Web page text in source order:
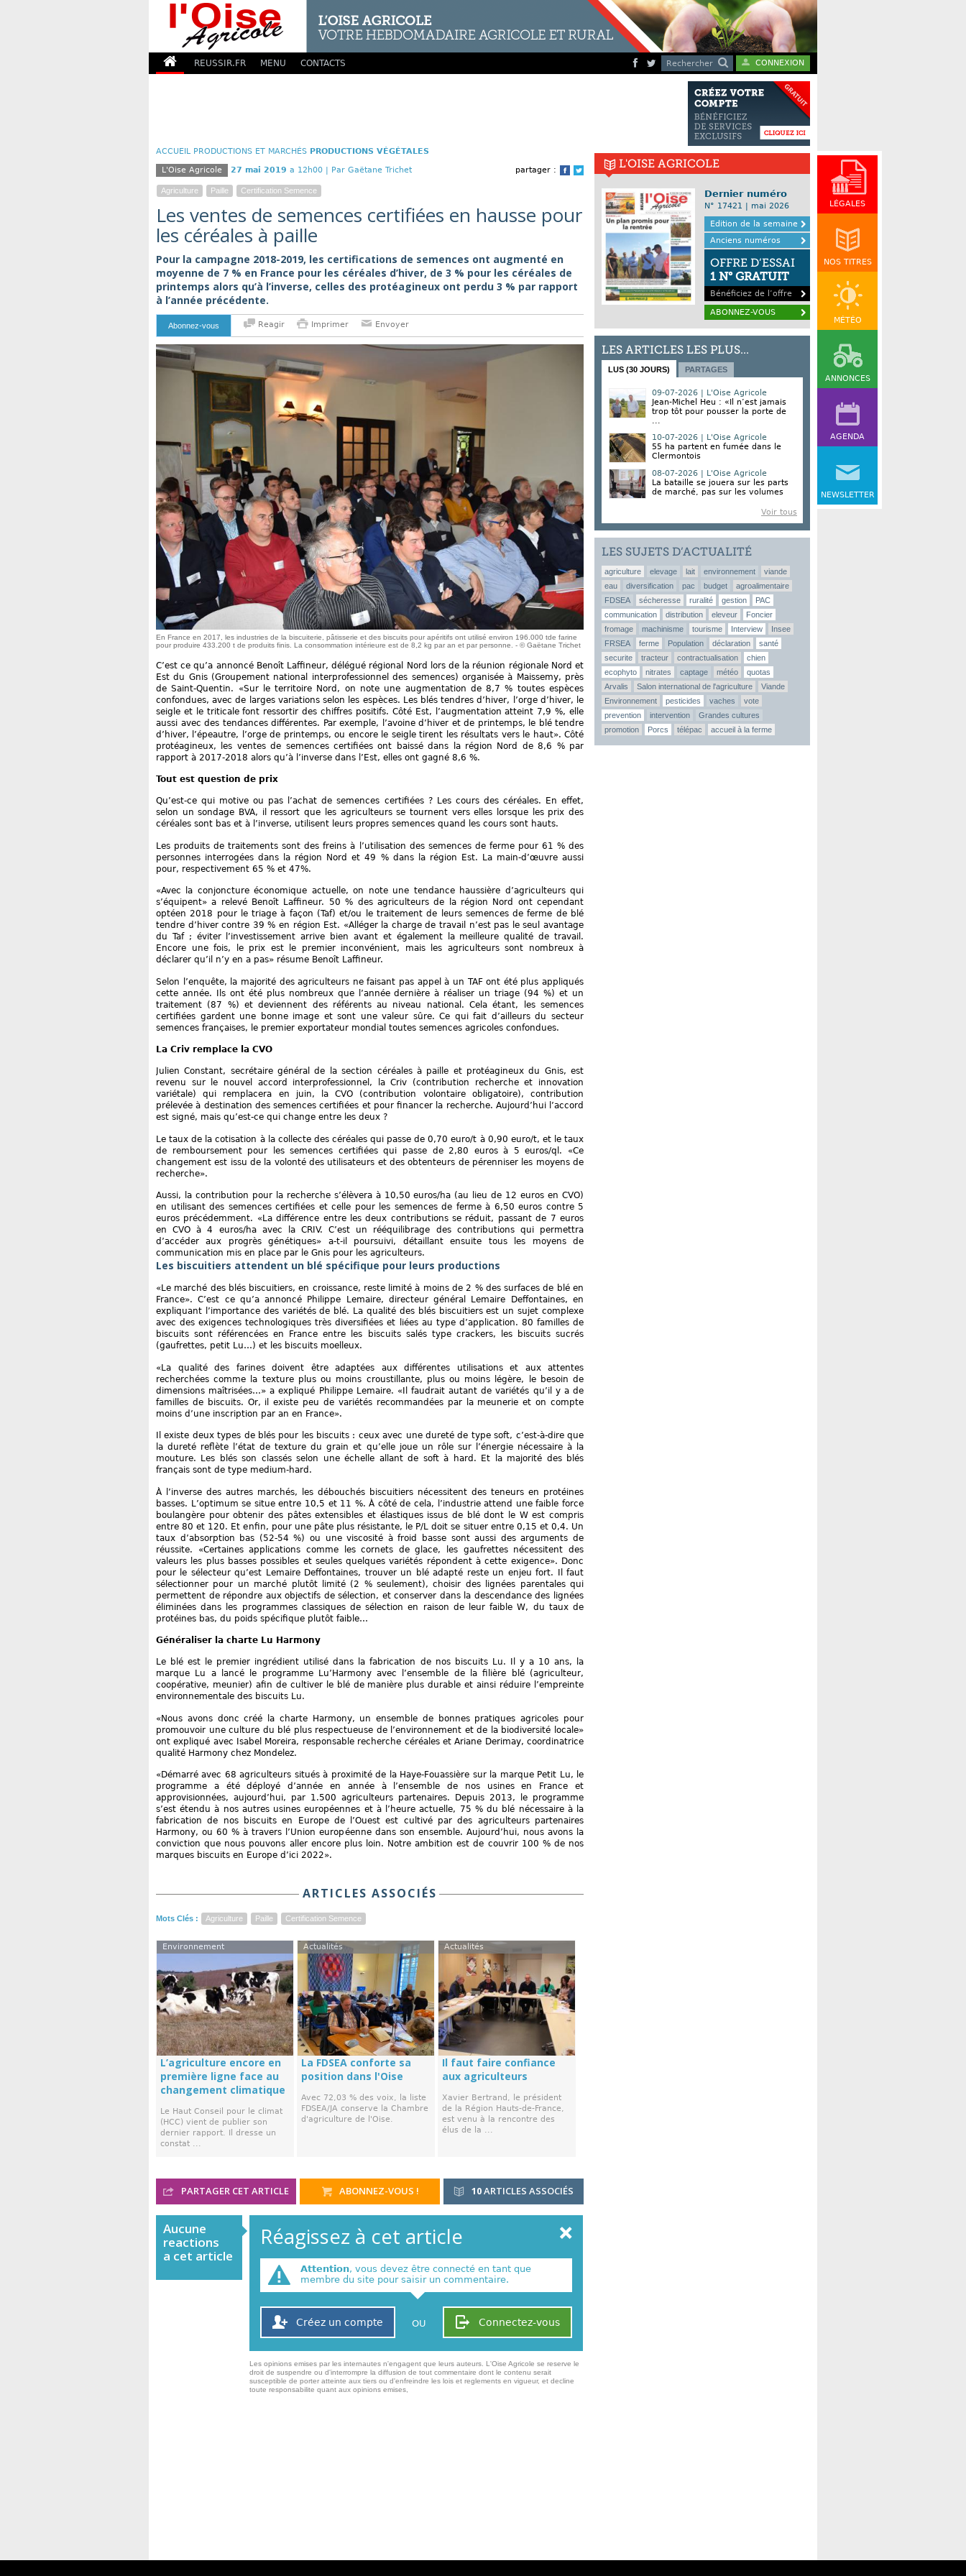
REUSSIR.FR MENU CONTACTS Rechercher CONNEXION
LÉGALES
NOS TITRES
MÉTÉO
ANNONCES
AGENDA
NEWSLETTER
ACCUEIL PRODUCTIONS ET MARCHÉS PRODUCTIONS VÉGÉTALES
partager :
Facebook
Twitter
L'Oise Agricole 27 mai 2019 a 12h00 | Par Gaëtane Trichet
Agriculture Paille Certification Semence
Les ventes de semences certifiées en hausse pour
les céréales à paille
Pour la campagne 2018-2019, les certifications de semences ont augmenté en
moyenne de 7 % en France pour les céréales d’hiver, de 3 % pour les céréales de
printemps alors qu’à l’inverse, celles des protéagineux ont perdu 3 % par rapport
à l’année précédente.
Abonnez-vous Reagir Imprimer Envoyer
En France en 2017, les industries de la biscuiterie, pâtisserie et des biscuits pour apéritifs ont utilisé environ 196.000 tde farine
pour produire 433.200 t de produits finis. La consommation intérieure est de 8,2 kg par an et par personne. - © Gaëtane Trichet
C’est ce qu’a annoncé Benoît Laffineur, délégué régional Nord lors de la réunion régionale Nord et
Est du Gnis (Groupement national interprofessionnel des semences) organisée à Maissemy, près
de Saint-Quentin. «Sur le territoire Nord, on note une augmentation de 8,7 % toutes espèces
confondues, avec de larges variations selon les espèces. Les blés tendres d’hiver, l’orge d’hiver, le
seigle et le triticale font ressortir des chiffres positifs. Côté Est, l’augmentation atteint 7,9 %, elle
aussi avec des tendances différentes. Par exemple, l’avoine d’hiver et de printemps, le blé tendre
d’hiver, l’épeautre, l’orge de printemps, ou encore le seigle tirent les résultats vers le haut». Côté
protéagineux, les ventes de semences certifiées ont baissé dans la région Nord de 8,6 % par
rapport à 2017-2018 alors qu’à l’inverse dans l’Est, elles ont gagné 8,6 %.
Tout est question de prix
Qu’est-ce qui motive ou pas l’achat de semences certifiées ? Les cours des céréales. En effet,
selon un sondage BVA, il ressort que les agriculteurs se tournent vers elles lorsque les prix des
céréales sont bas et à l’inverse, utilisent leurs propres semences quand les cours sont hauts.
Les produits de traitements sont des freins à l’utilisation des semences de ferme pour 61 % des
personnes interrogées dans la région Nord et 49 % dans la région Est. La main-d’œuvre aussi
pour, respectivement 65 % et 47%.
«Avec la conjoncture économique actuelle, on note une tendance haussière d’agriculteurs qui
s’équipent» a relevé Benoît Laffineur. 50 % des agriculteurs de la région Nord ont cependant
optéen 2018 pour le triage à façon (Taf) et/ou le traitement de leurs semences de ferme de blé
tendre d’hiver contre 39 % en région Est. «Alléger la charge de travail n’est pas le seul avantage
du Taf ; éviter l’investissement arrive bien avant et également la meilleure qualité de travail.
Encore une fois, le prix est le premier inconvénient, mais les agriculteurs sont nombreux à
déclarer qu’il n’y en a pas» résume Benoît Laffineur.
Selon l’enquête, la majorité des agriculteurs ne faisant pas appel à un TAF ont été plus appliqués
cette année. Ils ont été plus nombreux que l’année dernière à réaliser un triage (94 %) et un
traitement (87 %) et deviennent des référents au niveau national. Cela étant, les semences
certifiées gardent une bonne image et sont une valeur sûre. Ce qui fait d’ailleurs du secteur
semences françaises, le premier exportateur mondial toutes semences agricoles confondues.
La Criv remplace la CVO
Julien Constant, secrétaire général de la section céréales à paille et protéagineux du Gnis, est
revenu sur le nouvel accord interprofessionnel, la Criv (contribution recherche et innovation
variétale) qui remplacera en juin, la CVO (contribution volontaire obligatoire), contribution
prélevée à destination des semences certifiées et pour financer la recherche. Aujourd’hui l’accord
est signé, mais qu’est-ce qui change entre les deux ?
Le taux de la cotisation à la collecte des céréales qui passe de 0,70 euro/t à 0,90 euro/t, et le taux
de remboursement pour les semences certifiées qui passe de 2,80 euros à 5 euros/ql. «Ce
changement est issu de la volonté des utilisateurs et des obtenteurs de pérenniser les moyens de
recherche».
Aussi, la contribution pour la recherche s’élèvera à 10,50 euros/ha (au lieu de 12 euros en CVO)
en utilisant des semences certifiées et celle pour les semences de ferme à 6,50 euros contre 5
euros précédemment. «La différence entre les deux contributions se réduit, passant de 7 euros
en CVO à 4 euros/ha avec la CRIV. C’est un rééquilibrage des contributions qui permettra
d’accéder aux progrès génétiques» a-t-il poursuivi, détaillant ensuite tous les moyens de
communication mis en place par le Gnis pour les agriculteurs.
Les biscuitiers attendent un blé spécifique pour leurs productions
«Le marché des blés biscuitiers, en croissance, reste limité à moins de 2 % des surfaces de blé en
France». C’est ce qu’a annoncé Philippe Lemaire, directeur général Lemaire Deffontaines, en
expliquant l’importance des variétés de blé. La qualité des blés biscuitiers est un sujet complexe
avec des exigences technologiques très diversifiées et liées au type d’application. 80 familles de
biscuits sont référencées en France entre les biscuits salés type crackers, les biscuits sucrés
(gaufrettes, petit Lu…) et les biscuits moelleux.
«La qualité des farines doivent être adaptées aux différentes utilisations et aux attentes
recherchées comme la texture plus ou moins croustillante, plus ou moins légère, le besoin de
dimensions maîtrisées…» a expliqué Philippe Lemaire. «Il faudrait autant de variétés qu’il y a de
familles de biscuits. Or, il existe peu de variétés recommandées par la meunerie et on compte
moins d’une inscription par an en France».
Il existe deux types de blés pour les biscuits : ceux avec une dureté de type soft, c’est-à-dire que
la dureté reflète l’état de texture du grain et qu’elle joue un rôle sur l’énergie nécessaire à la
mouture. Les blés son classés selon une échelle allant de soft à hard. Et la majorité des blés
français sont de type medium-hard.
À l’inverse des autres marchés, les débouchés biscuitiers nécessitent des teneurs en protéines
basses. L’optimum se situe entre 10,5 et 11 %. À côté de cela, l’industrie attend une faible force
boulangère pour obtenir des pâtes extensibles et élastiques issus de blé dont le W est compris
entre 80 et 120. Et enfin, pour une pâte plus résistante, le P/L doit se situer entre 0,15 et 0,4. Un
taux d’absorption bas (52-54 %) ou une viscosité à froid basse sont aussi des arguments de
réussite. «Certaines applications comme les cornets de glace, les gaufrettes nécessitent des
valeurs les plus basses possibles et seules quelques variétés répondent à cette exigence». Donc
pour le sélecteur qu’est Lemaire Deffontaines, trouver un blé adapté reste un enjeu fort. Il faut
sélectionner pour un marché plutôt limité (2 % seulement), choisir des lignées parentales qui
permettent de répondre aux objectifs de sélection, et conserver dans la descendance des lignées
éliminées dans les programmes classiques de sélection en raison de leur faible W, du taux de
protéines bas, du poids spécifique plutôt faible…
Généraliser la charte Lu Harmony
Le blé est le premier ingrédient utilisé dans la fabrication de nos biscuits Lu. Il y a 10 ans, la
marque Lu a lancé le programme Lu’Harmony avec l’ensemble de la filière blé (agriculteur,
coopérative, meunier) afin de cultiver le blé de manière plus durable et ainsi réduire l’empreinte
environnementale des biscuits Lu.
«Nous avons donc créé la charte Harmony, un ensemble de bonnes pratiques agricoles pour
promouvoir une culture du blé plus respectueuse de l’environnement et de la biodiversité locale»
ont expliqué avec Isabel Moreira, responsable recherche céréales et Ariane Derimay, coordinatrice
qualité Harmony chez Mondelez.
«Démarré avec 68 agriculteurs situés à proximité de la Haye-Fouassière sur la marque Petit Lu, le
programme a été déployé d’année en année à l’ensemble de nos usines en France et
approvisionnées, aujourd’hui, par 1.500 agriculteurs partenaires. Depuis 2013, le programme
s’est étendu à nos autres usines européennes et à l’heure actuelle, 75 % du blé nécessaire à la
fabrication de nos biscuits en Europe de l’Ouest est cultivé par des agriculteurs partenaires
Harmony, ou 60 % à travers l’Union européenne dans son ensemble. Aujourd’hui, nous avons la
conviction que nous pouvons aller encore plus loin. Notre ambition est de couvrir 100 % de nos
marques biscuits en Europe d’ici 2022».
ARTICLES ASSOCIÉS
Mots Clés : Agriculture Paille Certification Semence
Environnement
L’agriculture encore en
première ligne face au
changement climatique
Le Haut Conseil pour le climat
(HCC) vient de publier son
dernier rapport. Il dresse un
constat ...
Actualités
La FDSEA conforte sa
position dans l'Oise
Avec 72,03 % des voix, la liste
FDSEA/JA conserve la Chambre
d'agriculture de l'Oise.
Actualités
Il faut faire confiance
aux agriculteurs
Xavier Bertrand, le président
de la Région Hauts-de-France,
est venu à la rencontre des
élus de la ...
10ARTICLES ASSOCIÉS
PARTAGER CET ARTICLE ABONNEZ-VOUS !
Aucune
reactions
a cet article
Réagissez à cet article
Attention, vous devez être connecté en tant que
membre du site pour saisir un commentaire.
Connectez-vous
Créez un compte OU
Les opinions emises par les internautes n'engagent que leurs auteurs. L'Oise Agricole se reserve le
droit de suspendre ou d'interrompre la diffusion de tout commentaire dont le contenu serait
susceptible de porter atteinte aux tiers ou d'enfreindre les lois et reglements en vigueur, et decline
toute responsabilite quant aux opinions emises,
L'OISE AGRICOLE
Dernier numéro
N° 17421 | mai 2026
Edition de la semaine
Anciens numéros
OFFRE D’ESSAI
1 N° GRATUIT
Bénéficiez de l’offre
ABONNEZ-VOUS
LES ARTICLES LES PLUS...
LUS (30 JOURS) PARTAGES
09-07-2026 | L'Oise Agricole
Jean-Michel Heu : «Il n’est jamais
trop tôt pour pousser la porte de
...
10-07-2026 | L'Oise Agricole
55 ha partent en fumée dans le
Clermontois
08-07-2026 | L'Oise Agricole
La bataille se jouera sur les parts
de marché, pas sur les volumes
Voir tous
LES SUJETS D’ACTUALITÉ
agriculture elevage lait environnement
viande
eau
diversification pac budget
agroalimentaire
FDSEA
sécheresse ruralité gestion
PAC
communication
distribution eleveur
Foncier
fromage
machinisme tourisme Interview
Insee
FRSEA
ferme Population déclaration
santé
securite
tracteur contractualisation
chien
ecophyto
nitrates captage météo
quotas
Arvalis
Salon international de l'agriculture
Viande
Environnement
pesticides vaches
vote
prevention
intervention
Grandes cultures
promotion
Porcs télépac accueil à la ferme